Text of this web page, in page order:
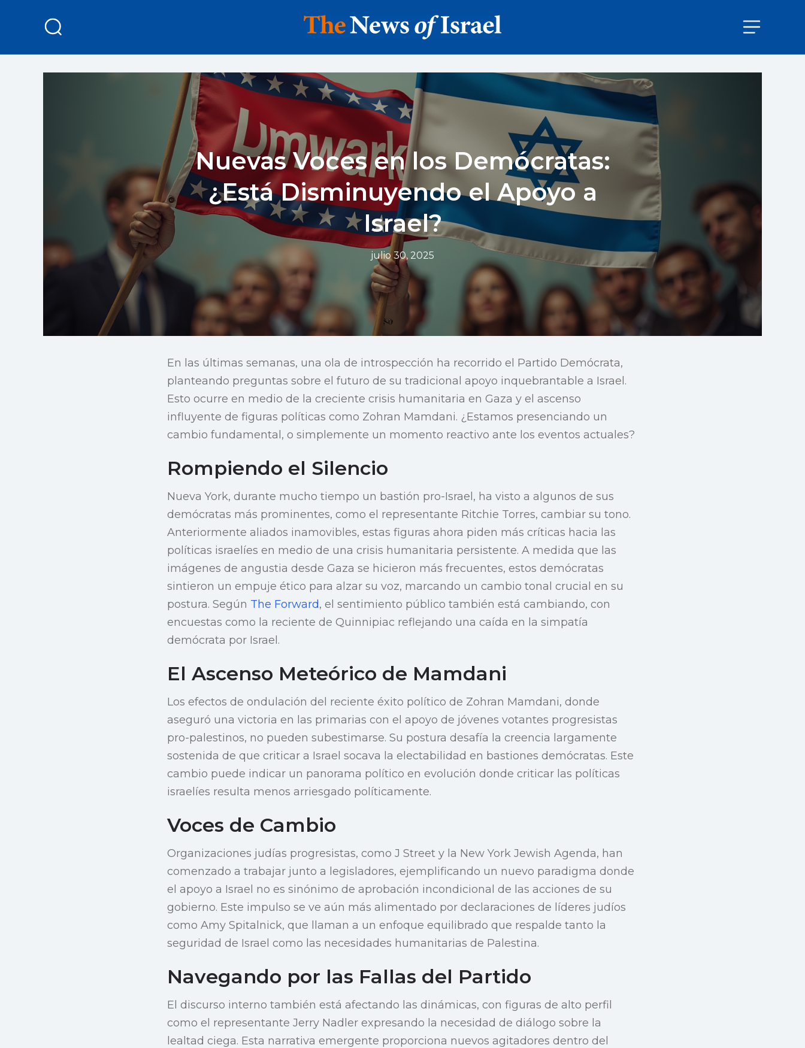
Nuevas Voces en los Demócratas:
¿Está Disminuyendo el Apoyo a
Israel?
julio 30, 2025
En las últimas semanas, una ola de introspección ha recorrido el Partido Demócrata,
planteando preguntas sobre el futuro de su tradicional apoyo inquebrantable a Israel.
Esto ocurre en medio de la creciente crisis humanitaria en Gaza y el ascenso
influyente de figuras políticas como Zohran Mamdani. ¿Estamos presenciando un
cambio fundamental, o simplemente un momento reactivo ante los eventos actuales?
Rompiendo el Silencio
Nueva York, durante mucho tiempo un bastión pro-Israel, ha visto a algunos de sus
demócratas más prominentes, como el representante Ritchie Torres, cambiar su tono.
Anteriormente aliados inamovibles, estas figuras ahora piden más críticas hacia las
políticas israelíes en medio de una crisis humanitaria persistente. A medida que las
imágenes de angustia desde Gaza se hicieron más frecuentes, estos demócratas
sintieron un empuje ético para alzar su voz, marcando un cambio tonal crucial en su
postura. Según The Forward, el sentimiento público también está cambiando, con
encuestas como la reciente de Quinnipiac reflejando una caída en la simpatía
demócrata por Israel.
El Ascenso Meteórico de Mamdani
Los efectos de ondulación del reciente éxito político de Zohran Mamdani, donde
aseguró una victoria en las primarias con el apoyo de jóvenes votantes progresistas
pro-palestinos, no pueden subestimarse. Su postura desafía la creencia largamente
sostenida de que criticar a Israel socava la electabilidad en bastiones demócratas. Este
cambio puede indicar un panorama político en evolución donde criticar las políticas
israelíes resulta menos arriesgado políticamente.
Voces de Cambio
Organizaciones judías progresistas, como J Street y la New York Jewish Agenda, han
comenzado a trabajar junto a legisladores, ejemplificando un nuevo paradigma donde
el apoyo a Israel no es sinónimo de aprobación incondicional de las acciones de su
gobierno. Este impulso se ve aún más alimentado por declaraciones de líderes judíos
como Amy Spitalnick, que llaman a un enfoque equilibrado que respalde tanto la
seguridad de Israel como las necesidades humanitarias de Palestina.
Navegando por las Fallas del Partido
El discurso interno también está afectando las dinámicas, con figuras de alto perfil
como el representante Jerry Nadler expresando la necesidad de diálogo sobre la
lealtad ciega. Esta narrativa emergente proporciona nuevos agitadores dentro del